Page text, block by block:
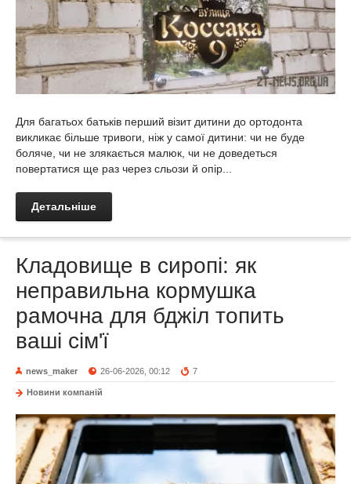
Для багатьох батьків перший візит дитини до ортодонта
викликає більше тривоги, ніж у самої дитини: чи не буде
боляче, чи не злякається малюк, чи не доведеться
повертатися ще раз через сльози й опір...
Детальніше
Кладовище в сиропі: як
неправильна кормушка
рамочна для бджіл топить
ваші сім'ї
news_maker 26-06-2026, 00:12 7
Новини компаній